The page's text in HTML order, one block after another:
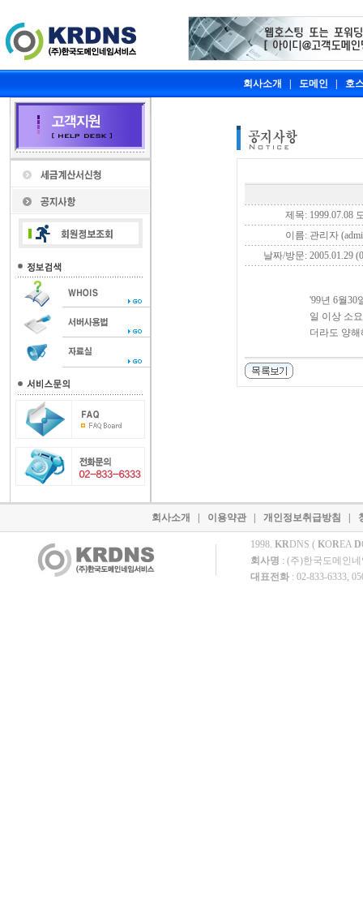
회사소개 도메인 호
제목: 1999.07.08
이름: 관리자
날짜/방문: 2005.01.29
'99년 6월30
일 이상 소
더라도 양
회사소개 이용약관 개인정보취급방침
1998. KRDNS ( KOREA D
회사명 : (주)한국도메인
대표전화 : 02-833-6333,